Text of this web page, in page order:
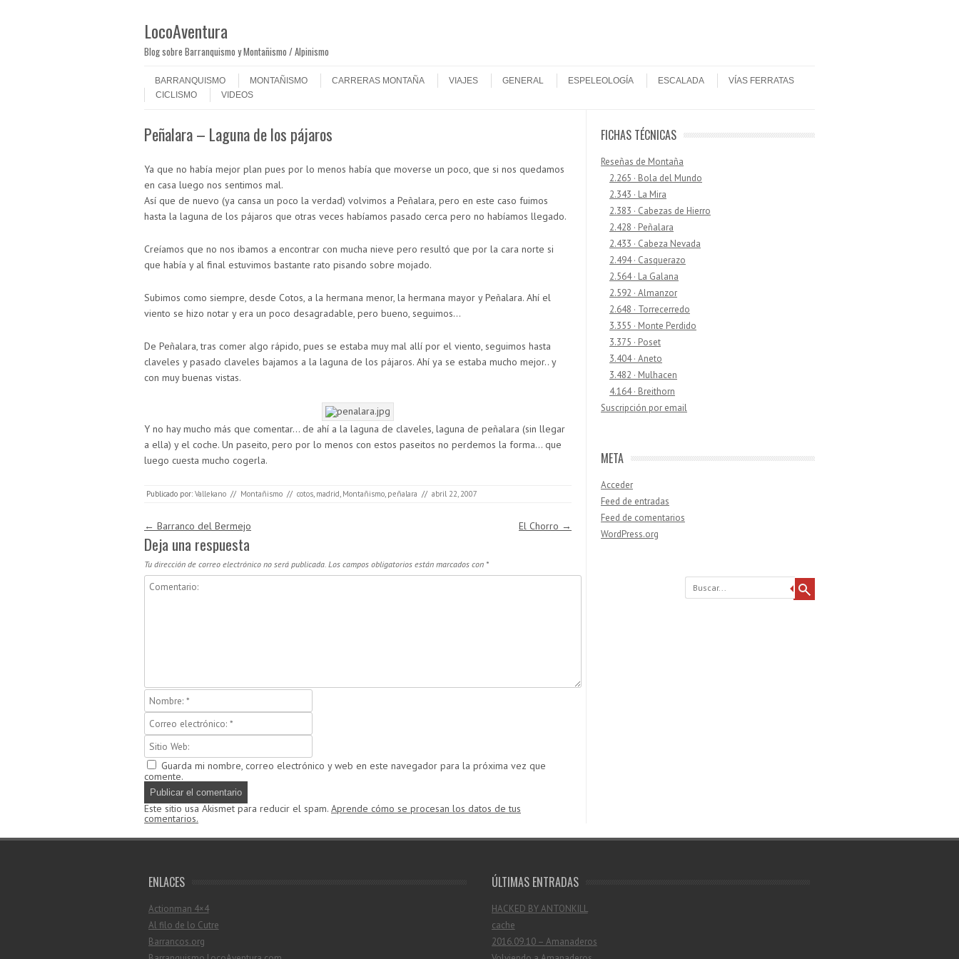
LocoAventura
Blog sobre Barranquismo y Montañismo / Alpinismo
Menú
BARRANQUISMO
MONTAÑISMO CARRERAS MONTAÑA VIAJES GENERAL ESPELEOLOGÍA ESCALADA
VÍAS FERRATAS
CICLISMO
VIDEOS
Peñalara – Laguna de los pájaros
Ya que no había mejor plan pues por lo menos había que moverse un poco, que si nos quedamos
en casa luego nos sentimos mal.
Así que de nuevo (ya cansa un poco la verdad) volvimos a Peñalara, pero en este caso fuimos
hasta la laguna de los pájaros que otras veces habíamos pasado cerca pero no habíamos llegado.
Creíamos que no nos ibamos a encontrar con mucha nieve pero resultó que por la cara norte si
que había y al final estuvimos bastante rato pisando sobre mojado.
Subimos como siempre, desde Cotos, a la hermana menor, la hermana mayor y Peñalara. Ahí el
viento se hizo notar y era un poco desagradable, pero bueno, seguimos…
De Peñalara, tras comer algo rápido, pues se estaba muy mal allí por el viento, seguimos hasta
claveles y pasado claveles bajamos a la laguna de los pájaros. Ahí ya se estaba mucho mejor.. y
con muy buenas vistas.
Y no hay mucho más que comentar… de ahí a la laguna de claveles, laguna de peñalara (sin llegar
a ella) y el coche. Un paseito, pero por lo menos con estos paseitos no perdemos la forma… que
luego cuesta mucho cogerla.
Publicado por: Vallekano // Montañismo // cotos, madrid, Montañismo, peñalara // abril 22, 2007
Navegación de entradas
← Barranco del Bermejo El Chorro →
Deja una respuesta
Tu dirección de correo electrónico no será publicada. Los campos obligatorios están marcados con *
Guarda mi nombre, correo electrónico y web en este navegador para la próxima vez que
comente.
Este sitio usa Akismet para reducir el spam. Aprende cómo se procesan los datos de tus
comentarios.
FICHAS TÉCNICAS
Reseñas de Montaña
2.265 · Bola del Mundo
2.343 · La Mira
2.383 · Cabezas de Hierro
2.428 · Peñalara
2.433 · Cabeza Nevada
2.494 · Casquerazo
2.564 · La Galana
2.592 · Almanzor
2.648 · Torrecerredo
3.355 · Monte Perdido
3.375 · Poset
3.404 · Aneto
3.482 · Mulhacen
4.164 · Breithorn
Suscripción por email
META
Acceder
Feed de entradas
Feed de comentarios
WordPress.org
ENLACES
Actionman 4×4
Al filo de lo Cutre
Barrancos.org
ÚLTIMAS ENTRADAS
HACKED BY ANTONKILL
cache
2016.09.10 – Amanaderos